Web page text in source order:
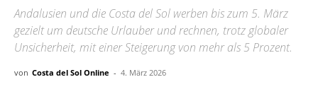
Andalusien und die Costa del Sol werben bis zum 5. März
gezielt um deutsche Urlauber und rechnen, trotz globaler
Unsicherheit, mit einer Steigerung von mehr als 5 Prozent.
von Costa del Sol Online - 4. März 2026